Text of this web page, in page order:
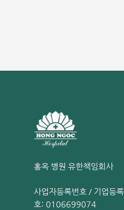
홍옥 병원 유한책임회사
사업자등록번호 / 기업등
호: 0106699074